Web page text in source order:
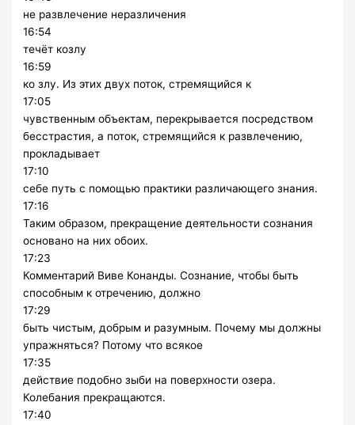
не развлечение неразличения
16:54
течёт козлу
16:59
ко злу. Из этих двух поток, стремящийся к
17:05
чувственным объектам, перекрывается посредством
бесстрастия, а поток, стремящийся к развлечению,
прокладывает
17:10
себе путь с помощью практики различающего знания.
17:16
Таким образом, прекращение деятельности сознания
основано на них обоих.
17:23
Комментарий Виве Конанды. Сознание, чтобы быть
способным к отречению, должно
17:29
быть чистым, добрым и разумным. Почему мы должны
упражняться? Потому что всякое
17:35
действие подобно зыби на поверхности озера.
Колебания прекращаются.
17:40